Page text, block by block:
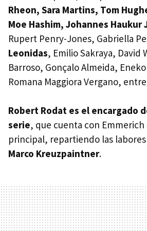
Rheon, Sara Martins, Tom
Moe Hashim, Johannes Haukur
Rupert Penry-Jones, Gabriella
Leonidas, Emilio Sakraya, David
Barroso, Gonçalo Almeida,
Romana Maggiora Vergano,
Robert Rodat es el encargado
serie, que cuenta con
principal, repartiendo las
Marco Kreuzpaintner.